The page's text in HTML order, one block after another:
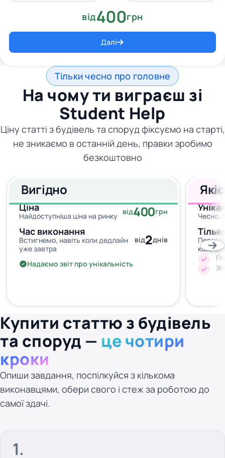
від400грн
Далі
Тільки чесно про головне
На чому ти виграєш зі
Student Help
Ціну статті з будівель та споруд фіксуємо на старті,
не зникаємо в останній день, правки зробимо
безкоштовно
Вигідно
Ціна
Найдоступніша ціна на ринку від400грн
Час виконання
Встигнемо, навіть коли дедлайн
уже завтра
від2днів
Надаємо звіт про унікальність
Чесно,
Купити статтю з будівель
та споруд — це чотири
кроки
Опиши завдання, поспілкуйся з кількома
виконавцями, обери свого і стеж за роботою до
самої здачі.